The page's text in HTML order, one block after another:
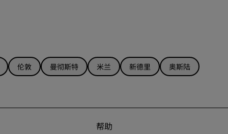
伦敦 曼彻斯特 米兰 新德里 奥斯陆
帮助